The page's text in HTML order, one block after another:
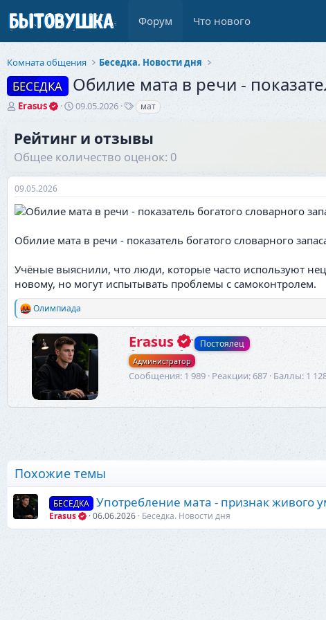
Форум Что нового
Комната общения Беседка. Новости дня
БЕСЕДКА Обилие мата в речи -
А
о
р
е
м
ы
Erasus
Д
н
ч
а
09.05.2026
Т
и
мат
Рейтинг и отзывы
Общее количество оценок: 0
09.05.2026
Обилие мата в речи - показатель богатого словарного
Учёные выяснили, что люди, которые часто используют
новому, но могут испытывать проблемы с самоконтролем.
Р
е
Олимпиада
А
в
т
о
Erasus Постоялец
Администратор
Сообщения 1 989 Реакции 687 Баллы 1
Похожие темы
БЕСЕДКА Употребление мата - признак живого
Erasus 06.06.2026 Беседка. Новости дня